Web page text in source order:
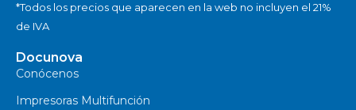
*Todos los precios que aparecen en la web no incluyen el 21%
de IVA
Docunova
Conócenos
Impresoras Multifunción